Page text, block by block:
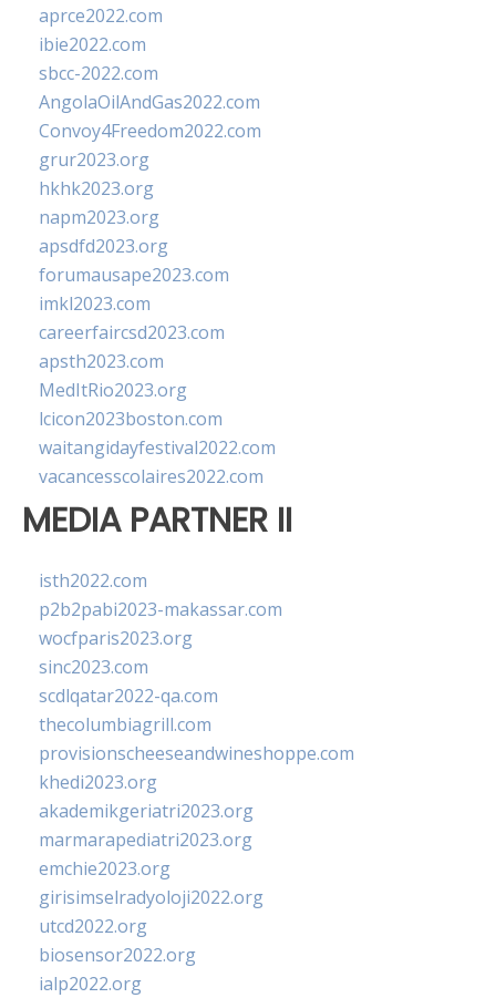
aprce2022.com
ibie2022.com
sbcc-2022.com
AngolaOilAndGas2022.com
Convoy4Freedom2022.com
grur2023.org
hkhk2023.org
napm2023.org
apsdfd2023.org
forumausape2023.com
imkl2023.com
careerfaircsd2023.com
apsth2023.com
MedItRio2023.org
lcicon2023boston.com
waitangidayfestival2022.com
vacancesscolaires2022.com
MEDIA PARTNER II
isth2022.com
p2b2pabi2023-makassar.com
wocfparis2023.org
sinc2023.com
scdlqatar2022-qa.com
thecolumbiagrill.com
provisionscheeseandwineshoppe.com
khedi2023.org
akademikgeriatri2023.org
marmarapediatri2023.org
emchie2023.org
girisimselradyoloji2022.org
utcd2022.org
biosensor2022.org
ialp2022.org